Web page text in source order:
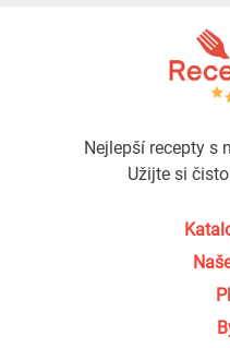
Nejlepší recepty s
Užijte si